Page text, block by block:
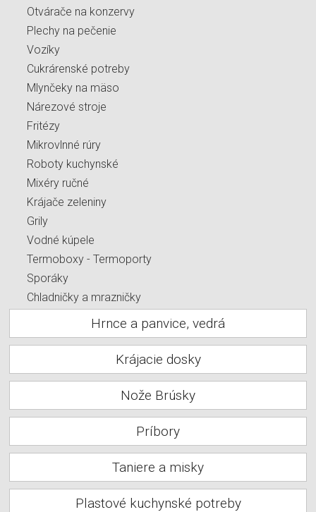
Otvárače na konzervy
Plechy na pečenie
Vozíky
Cukrárenské potreby
Mlynčeky na mäso
Nárezové stroje
Fritézy
Mikrovlnné rúry
Roboty kuchynské
Mixéry ručné
Krájače zeleniny
Grily
Vodné kúpele
Termoboxy - Termoporty
Sporáky
Chladničky a mrazničky
Hrnce a panvice, vedrá
Krájacie dosky
Nože Brúsky
Príbory
Taniere a misky
Plastové kuchynské potreby